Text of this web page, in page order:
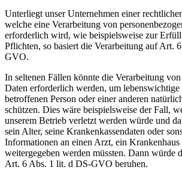
Unterliegt unser Unternehmen einer
welche eine Verarbeitung von
erforderlich wird, wie beispielsweise zur
Pflichten, so basiert die Verarbeitung auf Art.
GVO.
In seltenen Fällen könnte die Verarbeitung von
Daten erforderlich werden, um lebenswichtige
betroffenen Person oder einer anderen
schützen. Dies wäre beispielsweise der Fall,
unserem Betrieb verletzt werden würde und
sein Alter, seine Krankenkassendaten oder
Informationen an einen Arzt, ein
weitergegeben werden müssten. Dann würde
Art. 6 Abs. 1 lit. d DS-GVO beruhen.